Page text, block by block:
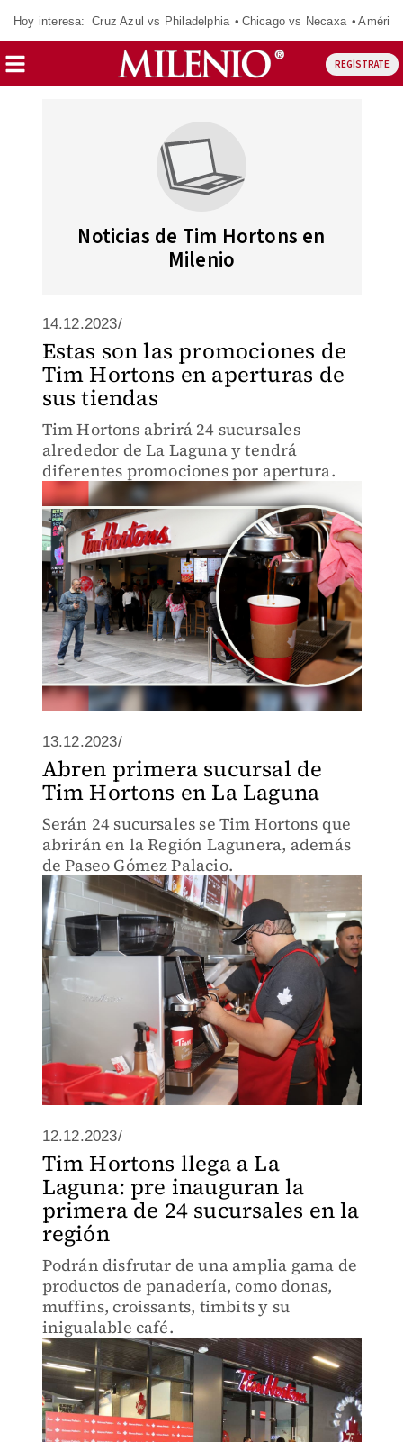
Hoy interesa: Cruz Azul vs Philadelphia Chicago vs Necaxa
REGÍSTRATE
Noticias de Tim Hortons en
Milenio
14.12.2023/
Estas son las promociones de
Tim Hortons en aperturas de
sus tiendas
Tim Hortons abrirá 24 sucursales
alrededor de La Laguna y tendrá
diferentes promociones por apertura.
13.12.2023/
Abren primera sucursal de
Tim Hortons en La Laguna
Serán 24 sucursales se Tim Hortons que
abrirán en la Región Lagunera, además
de Paseo Gómez Palacio.
12.12.2023/
Tim Hortons llega a La
Laguna: pre inauguran la
primera de 24 sucursales en la
región
Podrán disfrutar de una amplia gama de
productos de panadería, como donas,
muffins, croissants, timbits y su
inigualable café.